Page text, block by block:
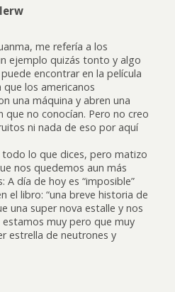
me refería a los
ejemplo quizás tonto y algo
encontrar en la película
que los americanos
una máquina y abren una
que no conocían. Pero no creo
ni nada de eso por aquí
todo lo que dices, pero matizo
nos quedemos aun más
A día de hoy es “imposible”
el libro: “una breve historia de
una super nova estalle y nos
muy pero que muy
estrella de neutrones y